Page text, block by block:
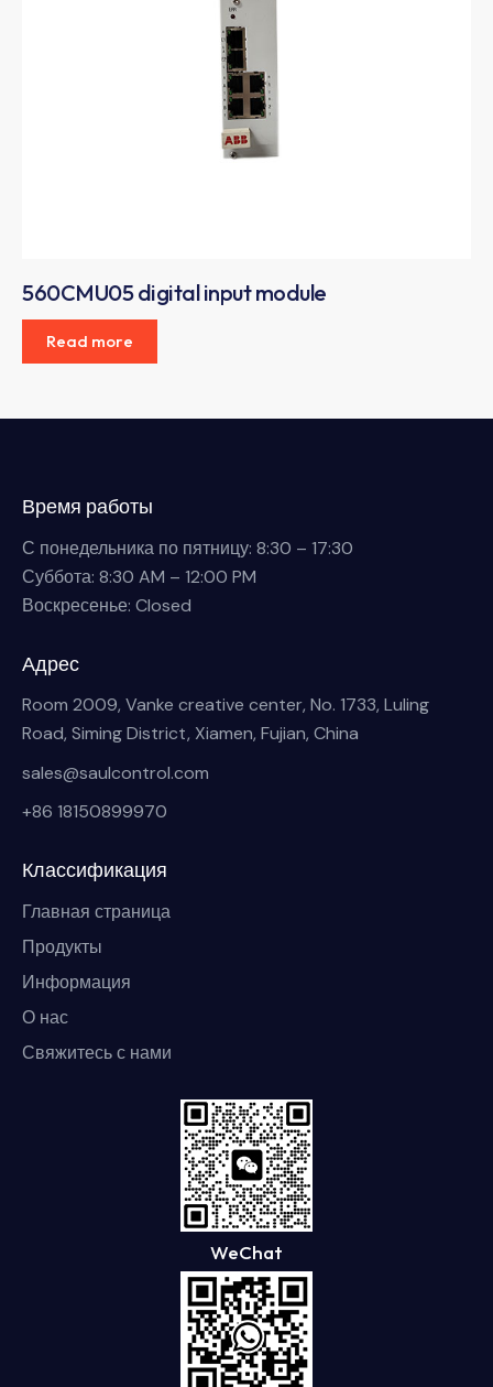
560CMU05 digital input module
Read more
Время работы
С понедельника по пятницу: 8:30 – 17:30
Суббота: 8:30 AM – 12:00 PM
Воскресенье: Closed
Адрес
Room 2009, Vanke creative center, No. 1733, Luling
Road, Siming District, Xiamen, Fujian, China
sales@saulcontrol.com
+86 18150899970
Классификация
Главная страница
Продукты
Информация
О нас
Свяжитесь с нами
WeChat